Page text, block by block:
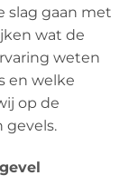
slag gaan met
wat de
weten
en welke
op de
gevels.